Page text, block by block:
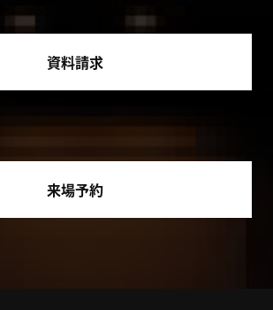
資料請求
来場予約